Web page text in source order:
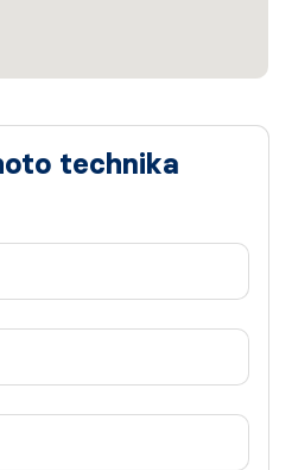
technika